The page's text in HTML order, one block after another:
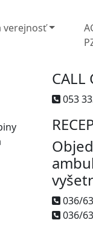
verejnosť
CALL
053
036/
036/